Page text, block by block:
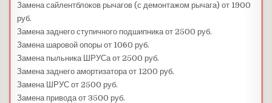
Замена сайлентблоков рычагов (с демонтажом рычага) от 1900
руб.
Замена заднего ступичного подшипника от 2500 руб.
Замена шаровой опоры от 1060 руб.
Замена пыльника ШРУСа от 2500 руб.
Замена заднего амортизатора от 1200 руб.
Замена ШРУС от 2500 руб.
Замена привода от 3500 руб.